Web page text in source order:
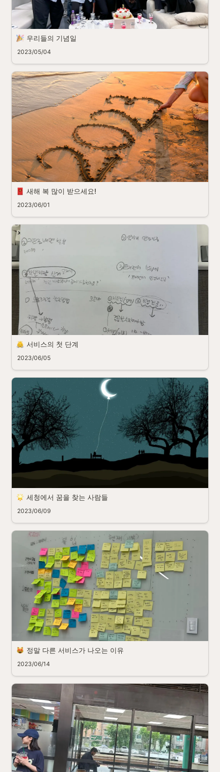
우리들의 기념일
2023/05/04
새해 복 많이 받으세요!
2023/06/01
서비스의 첫 단계
2023/06/05
세청에서 꿈을 찾는 사람들
2023/06/09
정말 다른 서비스가 나오는 이유
2023/06/14